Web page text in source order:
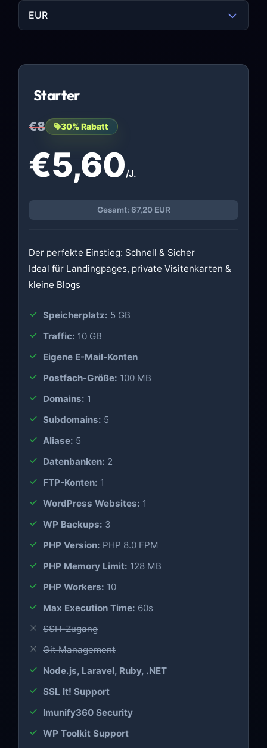
EUR
Starter
30% Rabatt
€8
€5,60/J.
Gesamt: 67,20 EUR
Der perfekte Einstieg: Schnell & Sicher
Ideal für Landingpages, private Visitenkarten &
kleine Blogs
Speicherplatz: 5 GB
Traffic: 10 GB
Eigene E-Mail-Konten
Postfach-Größe: 100 MB
Domains: 1
Subdomains: 5
Aliase: 5
Datenbanken: 2
FTP-Konten: 1
WordPress Websites: 1
WP Backups: 3
PHP Version: PHP 8.0 FPM
PHP Memory Limit: 128 MB
PHP Workers: 10
Max Execution Time: 60s
SSH-Zugang
Git Management
Node.js, Laravel, Ruby, .NET
SSL It! Support
Imunify360 Security
WP Toolkit Support